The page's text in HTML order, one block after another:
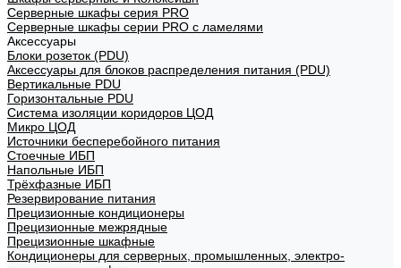
Серверные шкафы серия PRO
Серверные шкафы серии PRO с ламелями
Аксессуары
Блоки розеток (PDU)
Аксессуары для блоков распределения питания (PDU)
Вертикальные PDU
Горизонтальные PDU
Система изоляции коридоров ЦОД
Микро ЦОД
Источники бесперебойного питания
Стоечные ИБП
Напольные ИБП
Трёхфазные ИБП
Резервирование питания
Прецизионные кондиционеры
Прецизионные межрядные
Прецизионные шкафные
Кондиционеры для серверных, промышленных, электро-